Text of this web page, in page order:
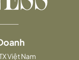
Việt Nam